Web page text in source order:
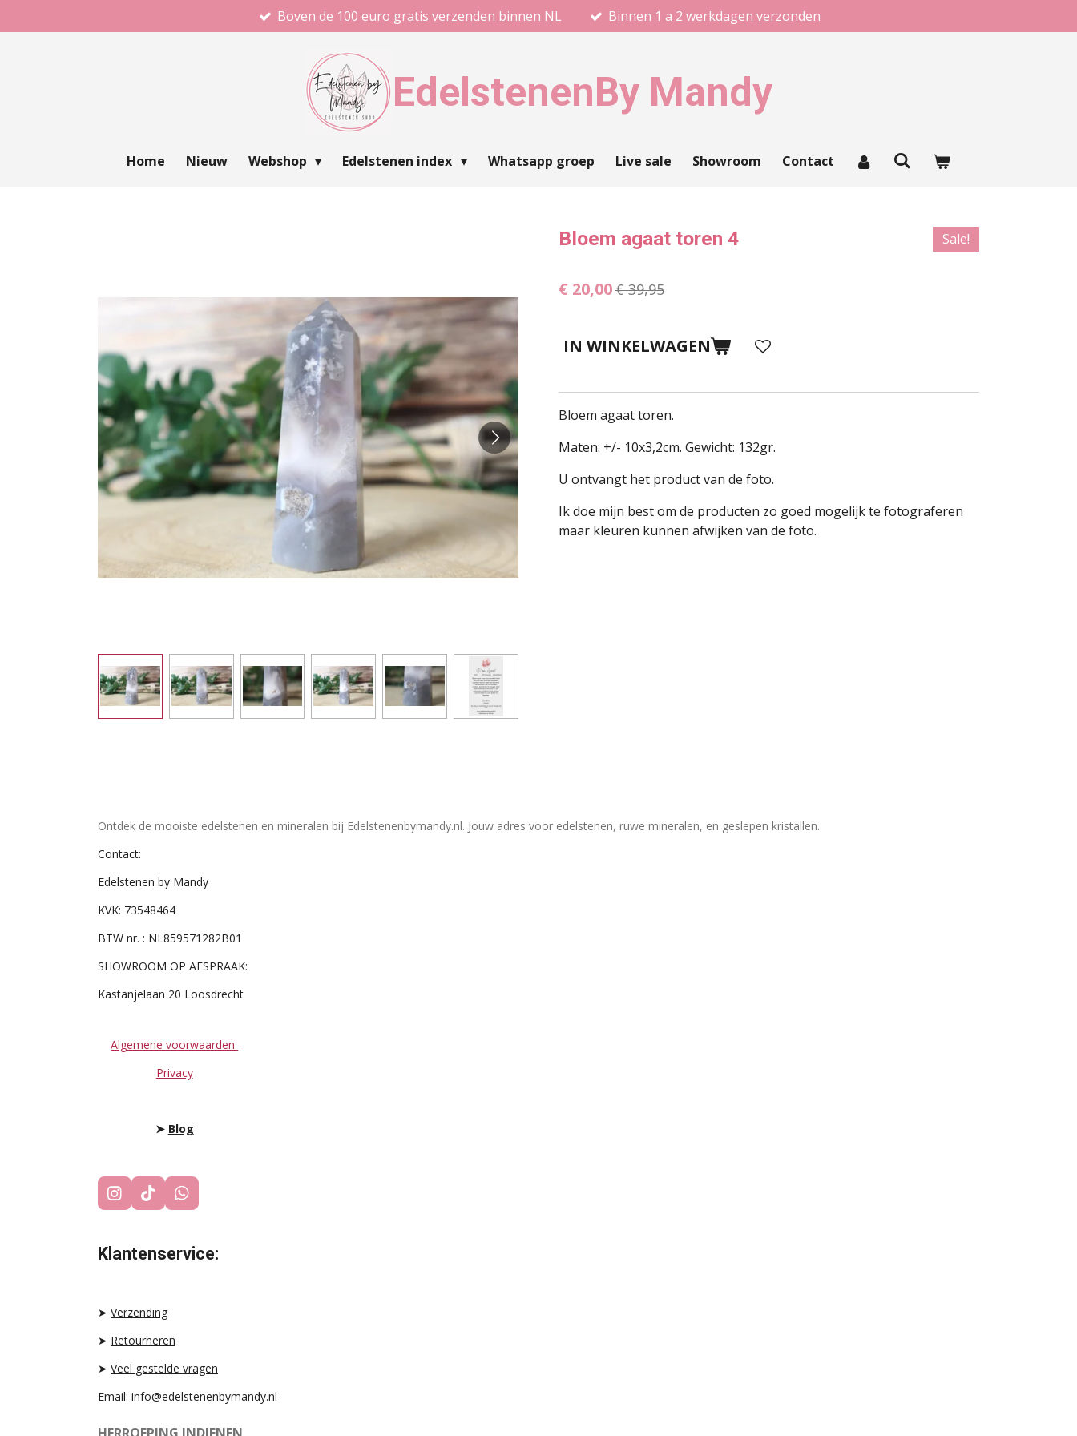
direct
Boven de 100 euro gratis verzenden binnen NL Binnen 1 a 2 werkdagen verzonden
EdelstenenBy Mandy
Home Nieuw Webshop Edelstenen index Whatsapp groep Live sale Showroom Contact
Bloem agaat toren 4 Sale!
€ 20,00€ 39,95
IN WINKELWAGEN
Bloem agaat toren.
Maten: +/- 10x3,2cm. Gewicht: 132gr.
U ontvangt het product van de foto.
Ik doe mijn best om de producten zo goed mogelijk te fotograferen
maar kleuren kunnen afwijken van de foto.
Ontdek de mooiste edelstenen en mineralen bij Edelstenenbymandy.nl. Jouw adres voor edelstenen, ruwe mineralen, en geslepen kristallen.
Contact:
Edelstenen by Mandy
KVK: 73548464
BTW nr. : NL859571282B01
SHOWROOM OP AFSPRAAK:
Kastanjelaan 20 Loosdrecht
Algemene voorwaarden
Privacy
➤ Blog
I
N
A
A
M
T
I
O
W
H
S
Klantenservice:
➤ Verzending
➤ Retourneren
➤ Veel gestelde vragen
Email: info@edelstenenbymandy.nl
HERROEPING INDIENEN